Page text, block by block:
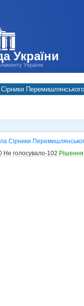
України
України
Перемишлянського
голосувало-102